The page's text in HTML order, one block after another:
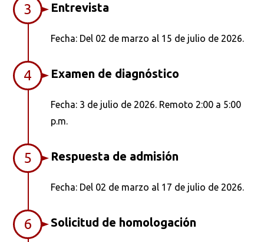
3 Entrevista
Fecha: Del 02 de marzo al 15 de julio de 2026.
4 Examen de diagnóstico
Fecha: 3 de julio de 2026. Remoto 2:00 a 5:00
p.m.
5 Respuesta de admisión
Fecha: Del 02 de marzo al 17 de julio de 2026.
6 Solicitud de homologación